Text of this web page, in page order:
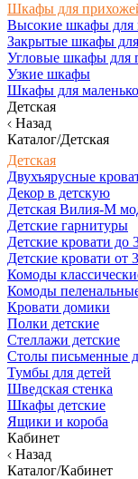
Шкафы для
Высокие шкафы для
Закрытые шкафы
Угловые шкафы для
Узкие шкафы
Шкафы для
Детская
Назад
Каталог/Детская
Детская
Двухъярусные
Декор в детскую
Детская Вилия-М
Детские гарнитуры
Детские кровати до
Детские кровати от
Комоды
Комоды
Кровати домики
Полки детские
Стеллажи детские
Столы письменные
Тумбы для детей
Шведская стенка
Шкафы детские
Ящики и короба
Кабинет
Назад
Каталог/Кабинет